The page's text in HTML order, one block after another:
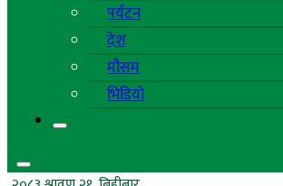
पर्यटन
देश
मौसम
भिडियो